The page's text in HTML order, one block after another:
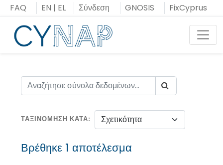
Μεταπήδηση
στο
περιεχόμενο
FAQ EN | EL Σύνδεση GNOSIS FixCyprus
ΤΑΞΙΝΌΜΗΣΗ ΚΑΤΆ
Βρέθηκε 1 αποτέλεσμα